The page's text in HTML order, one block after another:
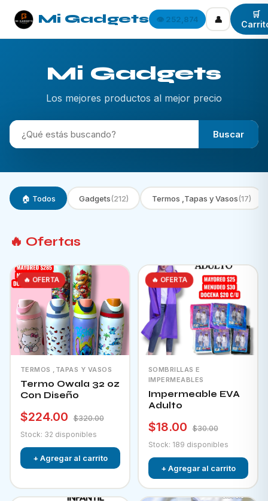
Mi Gadgets 👁️ 252,874 👤
🛒
Mi Gadgets
Los mejores productos al mejor precio
Buscar
🏠 Todos Gadgets(212) Termos ,Tapas y Vasos(17)
🔥 Ofertas
🔥 OFERTA
TERMOS ,TAPAS Y VASOS
Termo Owala 32 oz
Con Diseño
$224.00
$320.00
Stock: 32 disponibles
+ Agregar al carrito
🔥 OFERTA
SOMBRILLAS E
IMPERMEABLES
Impermeable EVA
Adulto
$18.00
$30.00
Stock: 189 disponibles
+ Agregar al carrito